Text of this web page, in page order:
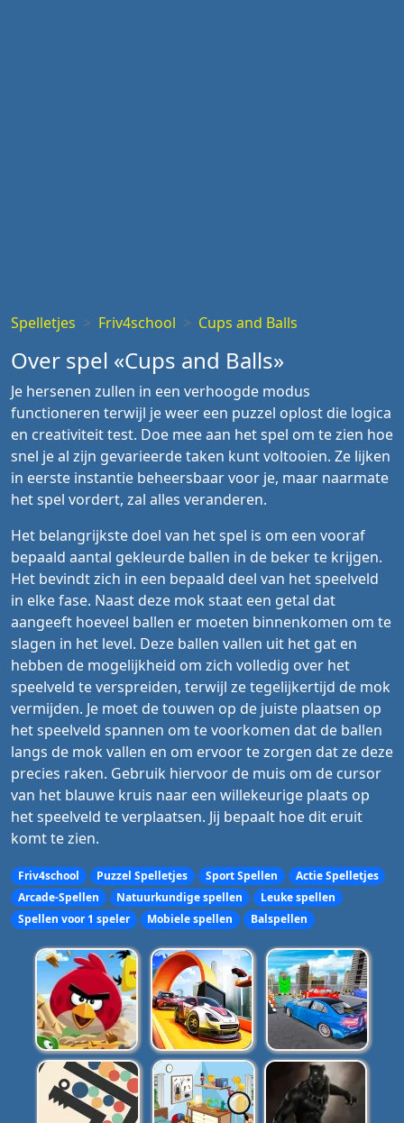
Spelletjes Friv4school Cups and Balls
Over spel «Cups and Balls»
Je hersenen zullen in een verhoogde modus
functioneren terwijl je weer een puzzel oplost die logica
en creativiteit test. Doe mee aan het spel om te zien hoe
snel je al zijn gevarieerde taken kunt voltooien. Ze lijken
in eerste instantie beheersbaar voor je, maar naarmate
het spel vordert, zal alles veranderen.
Het belangrijkste doel van het spel is om een vooraf
bepaald aantal gekleurde ballen in de beker te krijgen.
Het bevindt zich in een bepaald deel van het speelveld
in elke fase. Naast deze mok staat een getal dat
aangeeft hoeveel ballen er moeten binnenkomen om te
slagen in het level. Deze ballen vallen uit het gat en
hebben de mogelijkheid om zich volledig over het
speelveld te verspreiden, terwijl ze tegelijkertijd de mok
vermijden. Je moet de touwen op de juiste plaatsen op
het speelveld spannen om te voorkomen dat de ballen
langs de mok vallen en om ervoor te zorgen dat ze deze
precies raken. Gebruik hiervoor de muis om de cursor
van het blauwe kruis naar een willekeurige plaats op
het speelveld te verplaatsen. Jij bepaalt hoe dit eruit
komt te zien.
Friv4school Puzzel Spelletjes Sport Spellen
Actie Spelletjes
Arcade-Spellen
Natuurkundige spellen
Leuke spellen
Spellen voor 1 speler
Mobiele spellen Balspellen